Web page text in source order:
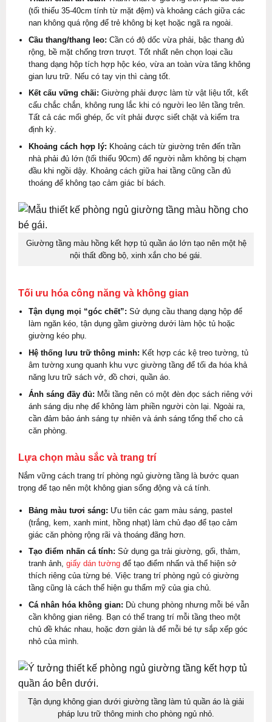
(tối thiểu 35-40cm tính từ mặt đệm) và khoảng cách giữa các
nan không quá rộng để trẻ không bị kẹt hoặc ngã ra ngoài.
Cầu thang/thang leo: Cần có độ dốc vừa phải, bậc thang đủ
rộng, bề mặt chống trơn trượt. Tốt nhất nên chọn loại cầu
thang dạng hộp tích hợp hộc kéo, vừa an toàn vừa tăng không
gian lưu trữ. Nếu có tay vịn thì càng tốt.
Kết cấu vững chãi: Giường phải được làm từ vật liệu tốt, kết
cấu chắc chắn, không rung lắc khi có người leo lên tầng trên.
Tất cả các mối ghép, ốc vít phải được siết chặt và kiểm tra
định kỳ.
Khoảng cách hợp lý: Khoảng cách từ giường trên đến trần
nhà phải đủ lớn (tối thiểu 90cm) để người nằm không bị chạm
đầu khi ngồi dậy. Khoảng cách giữa hai tầng cũng cần đủ
thoáng để không tạo cảm giác bí bách.
Giường tầng màu hồng kết hợp tủ quần áo lớn tạo nên một hệ
nội thất đồng bộ, xinh xắn cho bé gái.
Tối ưu hóa công năng và không gian
Tận dụng mọi “góc chết”: Sử dụng cầu thang dạng hộp để
làm ngăn kéo, tận dụng gầm giường dưới làm hộc tủ hoặc
giường kéo phụ.
Hệ thống lưu trữ thông minh: Kết hợp các kệ treo tường, tủ
âm tường xung quanh khu vực giường tầng để tối đa hóa khả
năng lưu trữ sách vở, đồ chơi, quần áo.
Ánh sáng đầy đủ: Mỗi tầng nên có một đèn đọc sách riêng với
ánh sáng dịu nhẹ để không làm phiền người còn lại. Ngoài ra,
cần đảm bảo ánh sáng tự nhiên và ánh sáng tổng thể cho cả
căn phòng.
Lựa chọn màu sắc và trang trí
Nắm vững cách trang trí phòng ngủ giường tầng là bước quan
trọng để tạo nên một không gian sống động và cá tính.
Bảng màu tươi sáng: Ưu tiên các gam màu sáng, pastel
(trắng, kem, xanh mint, hồng nhạt) làm chủ đạo để tạo cảm
giác căn phòng rộng rãi và thoáng đãng hơn.
Tạo điểm nhấn cá tính: Sử dụng ga trải giường, gối, thảm,
tranh ảnh, giấy dán tườngđể tạo điểm nhấn và thể hiện sở
thích riêng của từng bé. Việc trang trí phòng ngủ có giường
tầng cũng là cách thể hiện gu thẩm mỹ của gia chủ.
Cá nhân hóa không gian: Dù chung phòng nhưng mỗi bé vẫn
cần không gian riêng. Bạn có thể trang trí mỗi tầng theo một
chủ đề khác nhau, hoặc đơn giản là để mỗi bé tự sắp xếp góc
nhỏ của mình.
Tận dụng không gian dưới giường tầng làm tủ quần áo là giải
pháp lưu trữ thông minh cho phòng ngủ nhỏ.